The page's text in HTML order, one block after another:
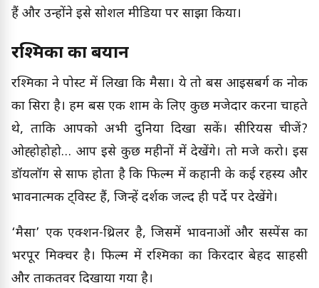
हैं और उन्होंने इसे सोशल मीडिया पर साझा किया।
रश्मिका का बयान
रश्मिका ने पोस्ट में लिखा कि मैसा। ये तो बस आइसबर्ग की नोक
का सिरा है। हम बस एक शाम के लिए कुछ मजेदार करना चाहते
थे, ताकि आपको अभी दुनिया दिखा सकें। सीरियस चीजें?
ओह्होहोहो… आप इसे कुछ महीनों में देखेंगे। तो मजे करो। इस
डॉयलॉग से साफ होता है कि फिल्म में कहानी के कई रहस्य और
भावनात्मक ट्विस्ट हैं, जिन्हें दर्शक जल्द ही पर्दे पर देखेंगे।
‘मैसा’ एक एक्शन-थ्रिलर है, जिसमें भावनाओं और सस्पेंस का
भरपूर मिक्चर है। फिल्म में रश्मिका का किरदार बेहद साहसी
और ताकतवर दिखाया गया है।